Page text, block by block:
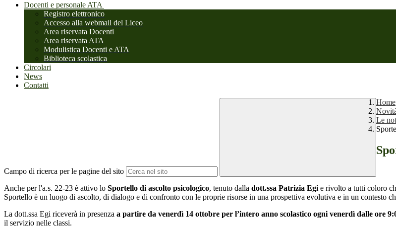
Docenti e personale ATA
Registro elettronico
Accesso alla webmail del Liceo
Area riservata Docenti
Area riservata ATA
Modulistica Docenti e ATA
Biblioteca scolastica
Circolari
News
Contatti
Campo di ricerca per le pagine del sito
Home
Le
Anche per l'a.s. 22-23 è attivo lo Sportello di ascolto psicologico, tenuto dalla dott.ssa Patrizia Egi e rivolto a tutti coloro
Sportello è un luogo di ascolto, di dialogo e di confronto con le proprie risorse in una prospettiva evolutiva e in un contesto
La dott.ssa Egi riceverà in presenza a partire da venerdì 14 ottobre per l’intero anno scolastico ogni venerdì dalle ore
il servizio nelle classi.